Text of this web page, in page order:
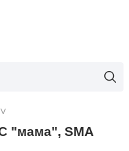
"мама", SMA